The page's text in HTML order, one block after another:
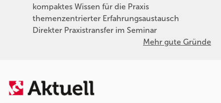
kompaktes Wissen für die Praxis
themenzentrierter Erfahrungsaustausch
Direkter Praxistransfer im Seminar
Mehr gute Gründe